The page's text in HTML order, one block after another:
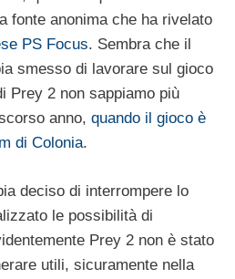
fonte anonima che ha rivelato
PS Focus. Sembra che il
smesso di lavorare sul gioco
Prey 2 non sappiamo più
anno, quando il gioco è
di Colonia.
deciso di interrompere lo
le possibilità di
Prey 2 non è stato
utili, sicuramente nella